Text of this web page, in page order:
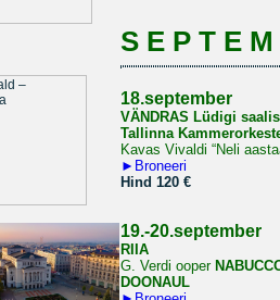
S E P T E
18.september
VÄNDRAS Lüdigi
Tallinna
Kavas Vivaldi “Neli
► Broneeri
Hind 120 €
19.-20.september
RIIA
G. Verdi ooper
DOONAUL